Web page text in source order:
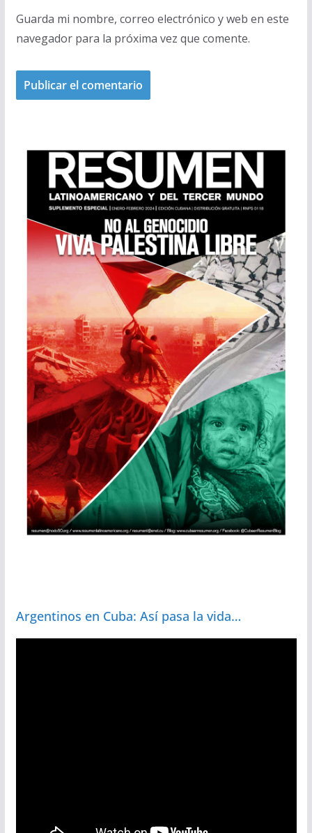
Guarda mi nombre, correo electrónico y web en este
navegador para la próxima vez que comente.
Argentinos en Cuba: Así pasa la vida…